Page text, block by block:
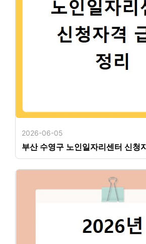
2026-06-05
부산 수영구 노인일자리센터 신청